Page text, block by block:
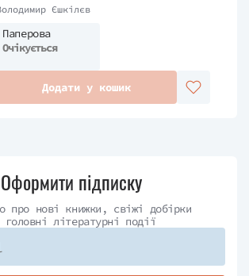
Єшкілєв
Паперова
Очікується
Додати у кошик
Оформити підписку
про нові книжки, свіжі добірки
головні літературні події